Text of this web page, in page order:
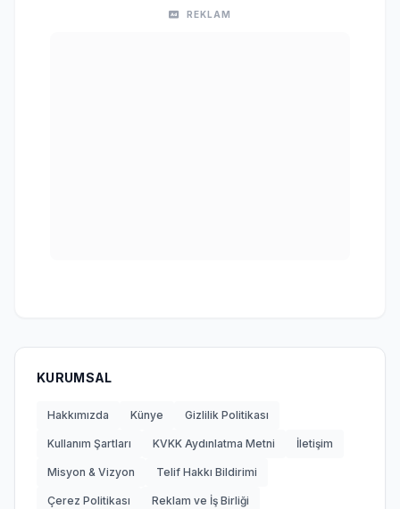
REKLAM
KURUMSAL
Hakkımızda Künye Gizlilik Politikası
Kullanım Şartları KVKK Aydınlatma Metni İletişim
Misyon & Vizyon Telif Hakkı Bildirimi
Çerez Politikası Reklam ve İş Birliği